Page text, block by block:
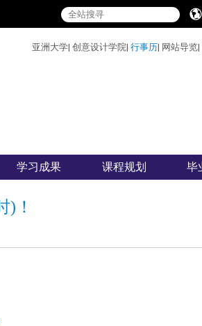
亚洲大学| 创意设计学院| 行事历| 网站导览|
学习成果 课程规划 毕
)！